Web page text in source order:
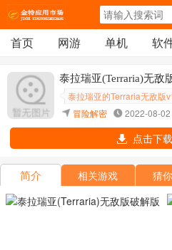
首页 网游 单机 软
泰拉瑞亚(Terraria)无敌
泰拉瑞亚的Terraria无敌版
险游戏，游戏场景和玩法
瑞亚无敌版简介:一款制作
冒险解密 2022-08-
点击下
简介 相关游戏 猜